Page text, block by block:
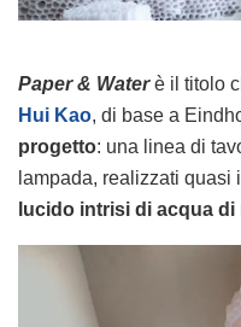
Paper & Waterè il titolo
Hui Kao, di base a
progetto: una linea di
lampada, realizzati quasi
lucido intrisi di acqua di